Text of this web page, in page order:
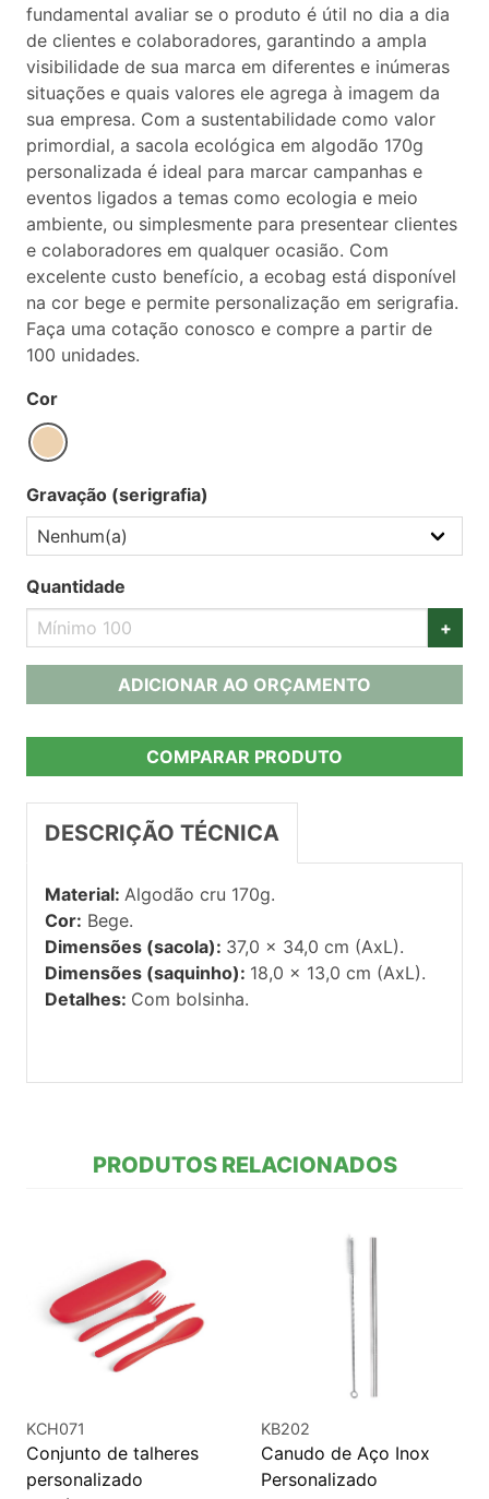
fundamental avaliar se o produto é útil no dia a dia
de clientes e colaboradores, garantindo a ampla
visibilidade de sua marca em diferentes e inúmeras
situações e quais valores ele agrega à imagem da
sua empresa. Com a sustentabilidade como valor
primordial, a sacola ecológica em algodão 170g
personalizada é ideal para marcar campanhas e
eventos ligados a temas como ecologia e meio
ambiente, ou simplesmente para presentear clientes
e colaboradores em qualquer ocasião. Com
excelente custo benefício, a ecobag está disponível
na cor bege e permite personalização em serigrafia.
Faça uma cotação conosco e compre a partir de
100 unidades.
Cor
Gravação (serigrafia)
Quantidade
+
ADICIONAR AO ORÇAMENTO
COMPARAR PRODUTO
DESCRIÇÃO TÉCNICA
Material: Algodão cru 170g.
Cor: Bege.
Dimensões (sacola): 37,0 x 34,0 cm (AxL).
Dimensões (saquinho): 18,0 x 13,0 cm (AxL).
Detalhes: Com bolsinha.
PRODUTOS RELACIONADOS
KCH071
Conjunto de talheres
personalizado
KB202
Canudo de Aço Inox
Personalizado